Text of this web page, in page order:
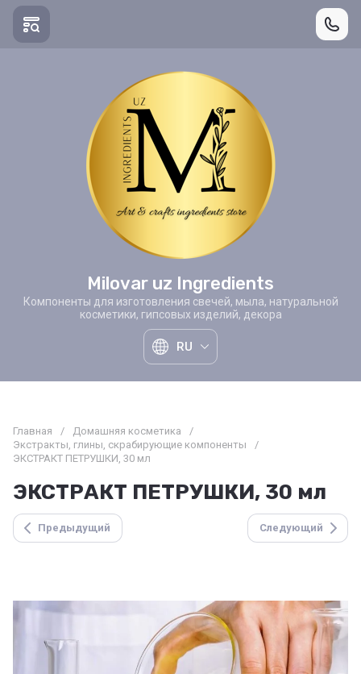
Milovar uz Ingredients
Компоненты для изготовления свечей, мыла, натуральной
косметики, гипсовых изделий, декора
RU
Главная / Домашняя косметика
/
Экстракты, глины, скрабирующие компоненты
/
ЭКСТРАКТ ПЕТРУШКИ, 30 мл
ЭКСТРАКТ ПЕТРУШКИ, 30 мл
Предыдущий Следующий